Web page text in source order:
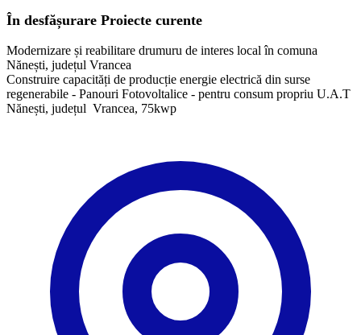
În desfășurare Proiecte curente
Modernizare și reabilitare drumuru de interes local în comuna
Nănești, județul Vrancea
Construire capacități de producție energie electrică din surse
regenerabile - Panouri Fotovoltalice - pentru consum propriu U.A.T
Nănești, județul Vrancea, 75kwp